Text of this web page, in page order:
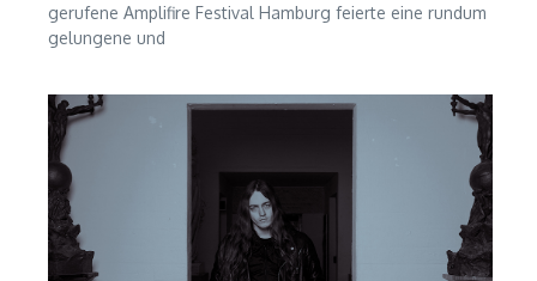
gerufene Amplifire Festival Hamburg feierte eine rundum
gelungene und